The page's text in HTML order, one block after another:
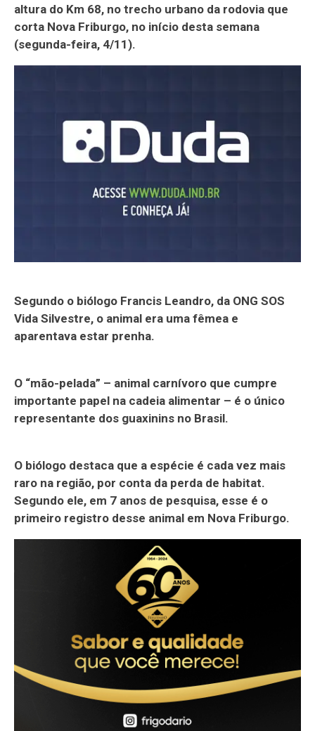
altura do Km 68, no trecho urbano da rodovia que
corta Nova Friburgo, no início desta semana
(segunda-feira, 4/11).
Segundo o biólogo Francis Leandro, da ONG SOS
Vida Silvestre, o animal era uma fêmea e
aparentava estar prenha.
O “mão-pelada” – animal carnívoro que cumpre
importante papel na cadeia alimentar – é o único
representante dos guaxinins no Brasil.
O biólogo destaca que a espécie é cada vez mais
raro na região, por conta da perda de habitat.
Segundo ele, em 7 anos de pesquisa, esse é o
primeiro registro desse animal em Nova Friburgo.